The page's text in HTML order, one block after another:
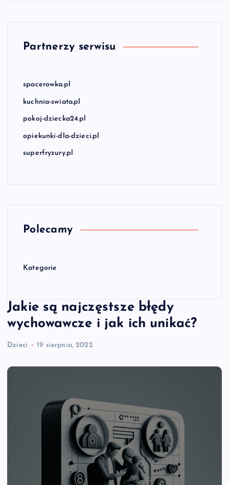
Partnerzy serwisu
spacerowka.pl
kuchnia-swiata.pl
pokoj-dziecka24.pl
opiekunki-dla-dzieci.pl
superfryzury.pl
Polecamy
Kategorie
Jakie są najczęstsze błędy
wychowawcze i jak ich unikać?
Dzieci 19 sierpnia, 2022